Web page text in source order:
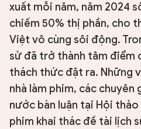
THƠ
TRUYỀN THỐNG
TRUYỆN
DIỄN ĐÀN
CHUYÊN TRANG
xuất mỗi năm, năm 2024
chiếm 50% thị phần, cho
Việt vô cùng sôi động.
sử đã trở thành tâm điểm
thách thức đặt ra. Những
nhà làm phim, các chuyên
nước bàn luận tại Hội
phim khai thác đề tài lịch